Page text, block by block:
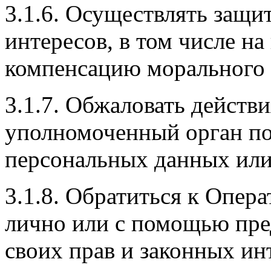
3.1.6. Осуществлять
интересов, в том числе
компенсацию морального
3.1.7. Обжаловать
уполномоченный орган
персональных данных
3.1.8. Обратиться к
лично или с помощью
своих прав и законных